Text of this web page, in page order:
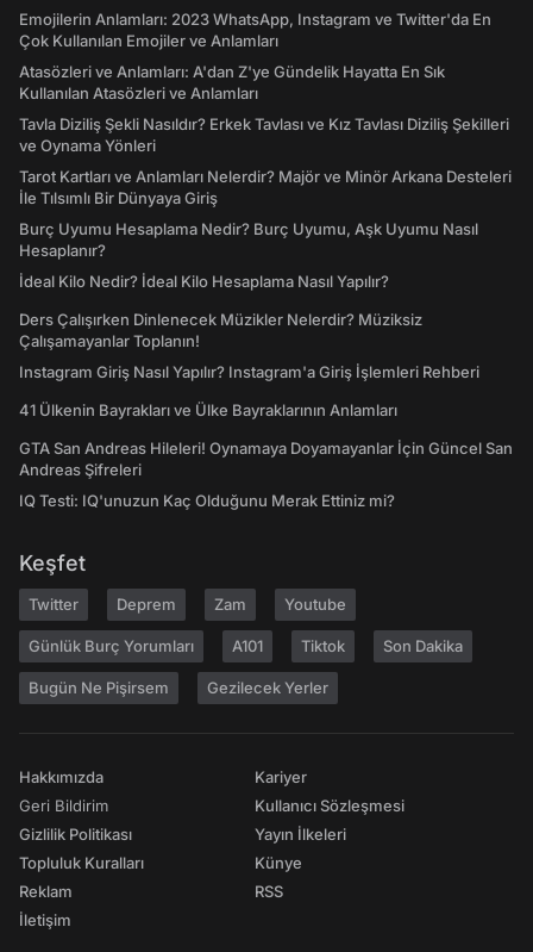
Emojilerin Anlamları: 2023 WhatsApp, Instagram ve Twitter'da En
Çok Kullanılan Emojiler ve Anlamları
Atasözleri ve Anlamları: A'dan Z'ye Gündelik Hayatta En Sık
Kullanılan Atasözleri ve Anlamları
Tavla Diziliş Şekli Nasıldır? Erkek Tavlası ve Kız Tavlası Diziliş Şekilleri
ve Oynama Yönleri
Tarot Kartları ve Anlamları Nelerdir? Majör ve Minör Arkana Desteleri
İle Tılsımlı Bir Dünyaya Giriş
Burç Uyumu Hesaplama Nedir? Burç Uyumu, Aşk Uyumu Nasıl
Hesaplanır?
İdeal Kilo Nedir? İdeal Kilo Hesaplama Nasıl Yapılır?
Ders Çalışırken Dinlenecek Müzikler Nelerdir? Müziksiz
Çalışamayanlar Toplanın!
Instagram Giriş Nasıl Yapılır? Instagram'a Giriş İşlemleri Rehberi
41 Ülkenin Bayrakları ve Ülke Bayraklarının Anlamları
GTA San Andreas Hileleri! Oynamaya Doyamayanlar İçin Güncel San
Andreas Şifreleri
IQ Testi: IQ'unuzun Kaç Olduğunu Merak Ettiniz mi?
Keşfet
Twitter Deprem Zam Youtube
Günlük Burç Yorumları A101 Tiktok Son Dakika
Bugün Ne Pişirsem Gezilecek Yerler
Hakkımızda
Geri Bildirim
Gizlilik Politikası
Topluluk Kuralları
Reklam
İletişim
Kariyer
Kullanıcı Sözleşmesi
Yayın İlkeleri
Künye
RSS